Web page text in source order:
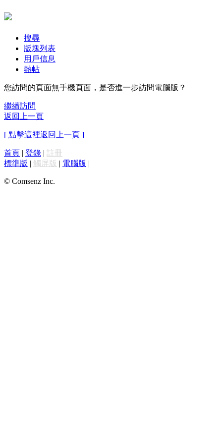
搜尋
版塊列表
用戶信息
熱帖
您訪問的頁面無手機頁面，是否進一步訪問電腦版？
繼續訪問
返回上一頁
[ 點擊這裡返回上一頁 ]
首頁 | 登錄 | 註冊
標準版 | 觸屏版 | 電腦版 |
© Comsenz Inc.